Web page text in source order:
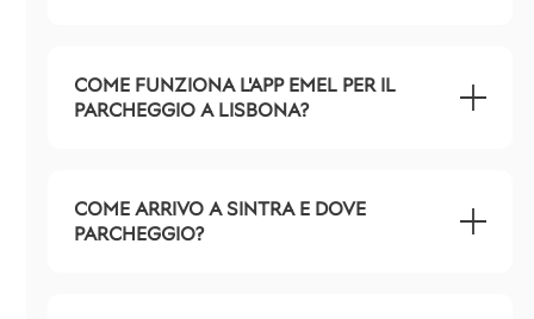
COME FUNZIONA L'APP EMEL PER IL
PARCHEGGIO A LISBONA?
COME ARRIVO A SINTRA E DOVE
PARCHEGGIO?